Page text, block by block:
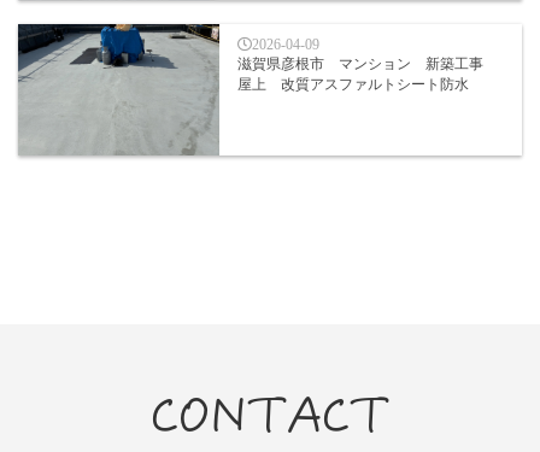
2026-04-09
滋賀県彦根市 マンション 新築工事
屋上 改質アスファルトシート防水
CONTACT